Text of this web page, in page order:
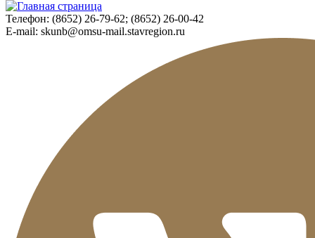
Телефон: (8652) 26-79-62; (8652) 26-00-42
E-mail: skunb@omsu-mail.stavregion.ru